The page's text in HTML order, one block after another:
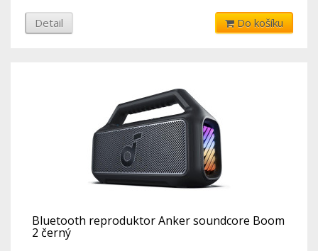
Detail Do košíku
Bluetooth reproduktor Anker soundcore Boom
2 černý